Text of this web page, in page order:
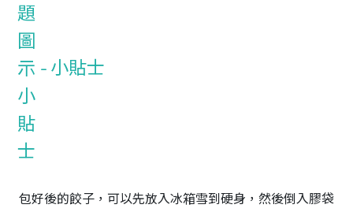
小貼士
包好後的餃子，可以先放入冰箱雪到硬身，然後倒入膠袋